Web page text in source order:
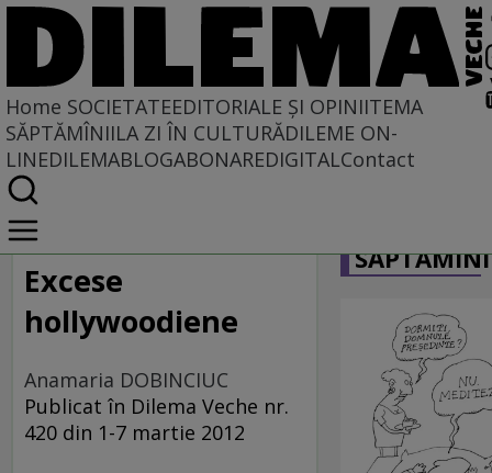
Home SOCIETATEEDITORIALE ȘI OPINIITEMA
SĂPTĂMÎNIILA ZI ÎN CULTURĂDILEME ON-
LINEDILEMABLOGABONAREDIGITALContact
Home
Societate
MASS COMEDIA
Excese
hollywoodiene
Anamaria DOBINCIUC
Publicat în Dilema Veche nr.
420 din 1-7 martie 2012